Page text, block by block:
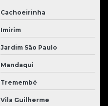
Cachoeirinha
Imirim
Jardim São Paulo
Mandaqui
Tremembé
Vila Guilherme